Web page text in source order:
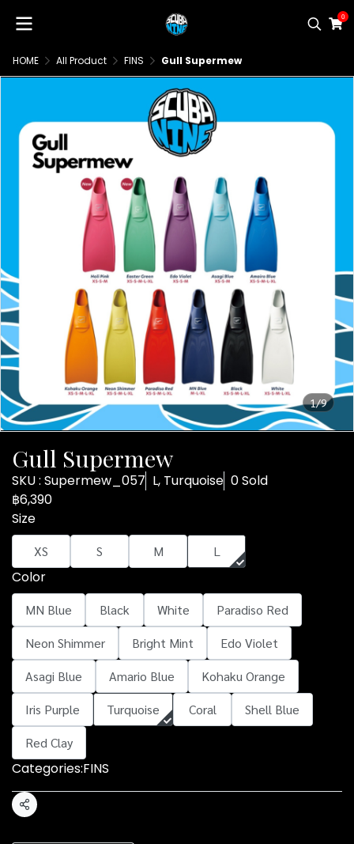
0
HOME All Product FINS Gull Supermew
1/9
Gull Supermew
SKU : Supermew_057 L, Turquoise 0 Sold
฿6,390
Size
XS S M L
Color
MN Blue Black White
Paradiso Red
Neon Shimmer
Bright Mint
Edo Violet
Asagi Blue
Amario Blue
Kohaku Orange
Iris Purple
Turquoise Coral
Shell Blue
Red Clay
Categories:FINS
Share